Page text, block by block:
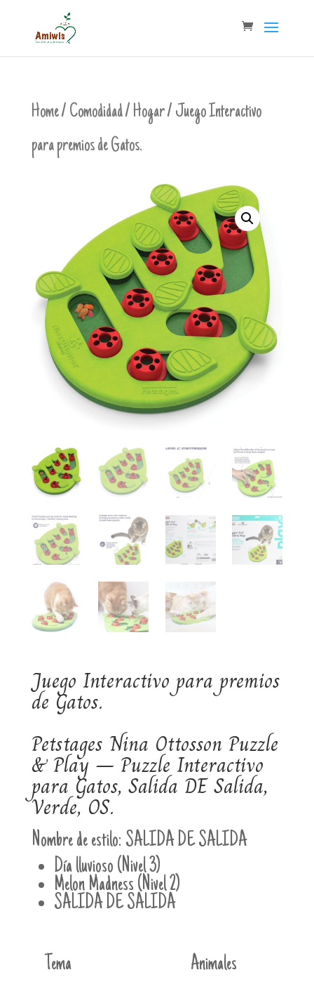
Home/ Comodidad/Hogar/ Juego Interactivo
para premios de Gatos.
Juego Interactivo para premios
de Gatos.
Petstages Nina Ottosson Puzzle
& Play – Puzzle Interactivo
para Gatos, Salida DE Salida,
Verde, OS.
Nombre de estilo: SALIDA DE SALIDA
Día lluvioso (Nivel 3)
Melon Madness (Nivel 2)
SALIDA DE SALIDA
Tema Animales